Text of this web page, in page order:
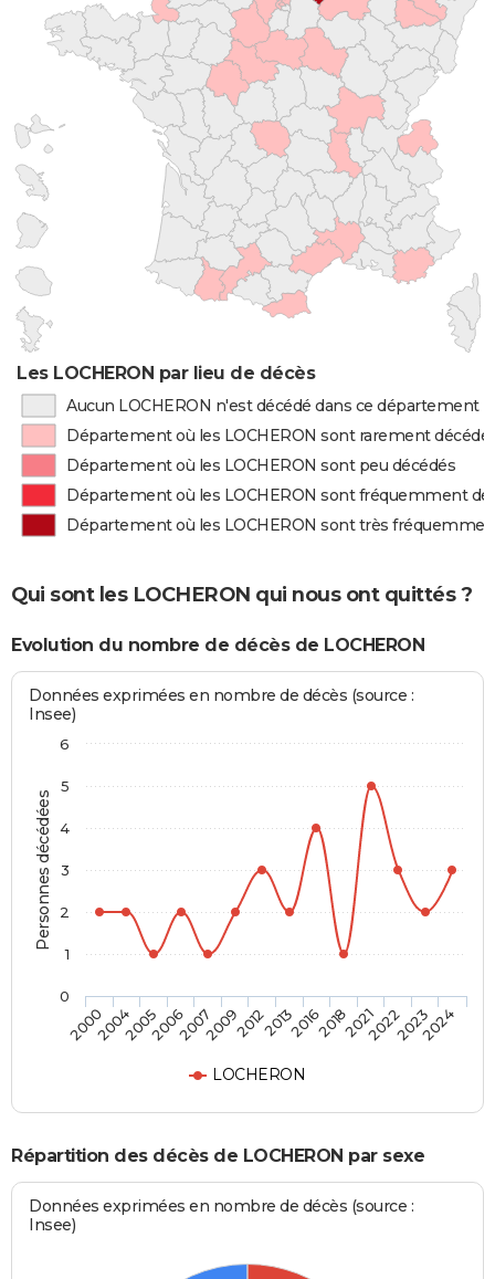
Les LOCHERON par lieu de décès
Aucun LOCHERON n'est décédé dans ce département
Département où les LOCHERON sont rarement
Département où les LOCHERON sont peu décédés
Département où les LOCHERON sont fréquemment
Département où les LOCHERON sont très
Qui sont les LOCHERON qui nous ont quittés ?
Evolution du nombre de décès de LOCHERON
Personnes décédées
Données exprimées en nombre de décès (source :
Insee)
LOCHERON
20002004200520062007200920122013201620182021202220232024
0
1
2
3
4
5
6
Répartition des décès de LOCHERON par sexe
Données exprimées en nombre de décès (source :
Insee)